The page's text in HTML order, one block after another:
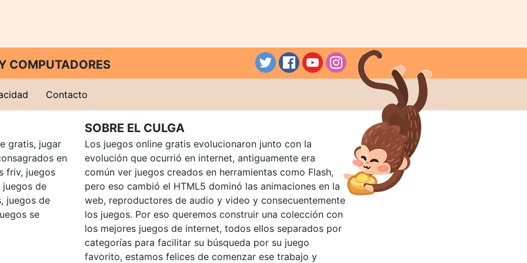
COMPUTADORES
Contacto
gratis, jugar
en
friv, juegos
juegos de
juegos de
se
SOBRE EL CULGA
Los juegos online gratis evolucionaron junto con la
evolución que ocurrió en internet, antiguamente era
común ver juegos creados en herramientas como Flash,
pero eso cambió el HTML5 dominó las animaciones en la
web, reproductores de audio y video y consecuentemente
los juegos. Por eso queremos construir una colección con
los mejores juegos de internet, todos ellos separados por
categorías para facilitar su búsqueda por su juego
favorito, estamos felices de comenzar ese trabajo y